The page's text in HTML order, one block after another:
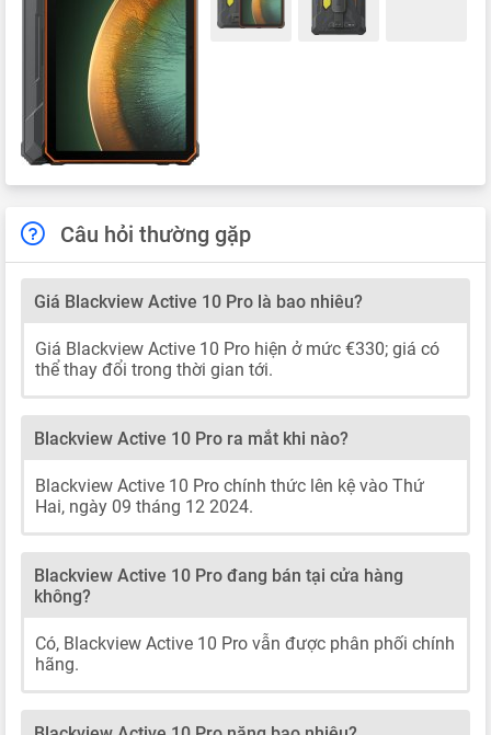
Câu hỏi thường gặp
Giá Blackview Active 10 Pro là bao nhiêu?
Giá Blackview Active 10 Pro hiện ở mức €330; giá có
thể thay đổi trong thời gian tới.
Blackview Active 10 Pro ra mắt khi nào?
Blackview Active 10 Pro chính thức lên kệ vào Thứ
Hai, ngày 09 tháng 12 2024.
Blackview Active 10 Pro đang bán tại cửa hàng
không?
Có, Blackview Active 10 Pro vẫn được phân phối chính
hãng.